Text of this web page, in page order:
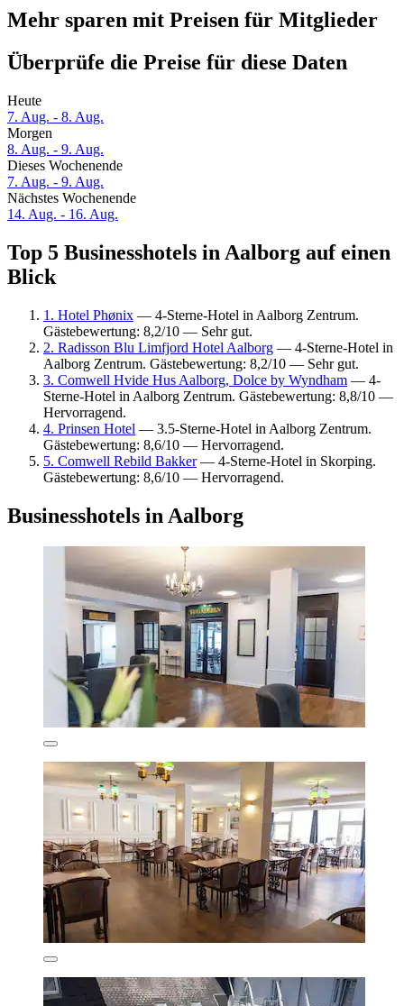
Mehr sparen mit Preisen für Mitglieder
Überprüfe die Preise für diese Daten
Heute
7. Aug. - 8. Aug.
Morgen
8. Aug. - 9. Aug.
Dieses Wochenende
7. Aug. - 9. Aug.
Nächstes Wochenende
14. Aug. - 16. Aug.
Top 5 Businesshotels in Aalborg auf einen
Blick
1. Hotel Phønix — 4-Sterne-Hotel in Aalborg Zentrum.
Gästebewertung: 8,2/10 — Sehr gut.
2. Radisson Blu Limfjord Hotel Aalborg — 4-Sterne-Hotel in
Aalborg Zentrum. Gästebewertung: 8,2/10 — Sehr gut.
3. Comwell Hvide Hus Aalborg, Dolce by Wyndham — 4-
Sterne-Hotel in Aalborg Zentrum. Gästebewertung: 8,8/10 —
Hervorragend.
4. Prinsen Hotel — 3.5-Sterne-Hotel in Aalborg Zentrum.
Gästebewertung: 8,6/10 — Hervorragend.
5. Comwell Rebild Bakker— 4-Sterne-Hotel in Skorping.
Gästebewertung: 8,6/10 — Hervorragend.
Businesshotels in Aalborg